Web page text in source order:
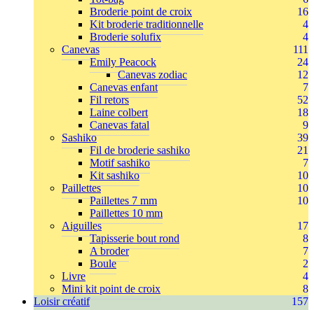
Broderie point de croix
16
Kit broderie traditionnelle
4
Broderie solufix
4
Canevas
111
Emily Peacock
24
Canevas zodiac
12
Canevas enfant
7
Fil retors
52
Laine colbert
18
Canevas fatal
9
Sashiko
39
Fil de broderie sashiko
21
Motif sashiko
7
Kit sashiko
10
Paillettes
10
Paillettes 7 mm
10
Paillettes 10 mm
Aiguilles
17
Tapisserie bout rond
8
A broder
7
Boule
2
Livre
4
Mini kit point de croix
8
Loisir créatif
157